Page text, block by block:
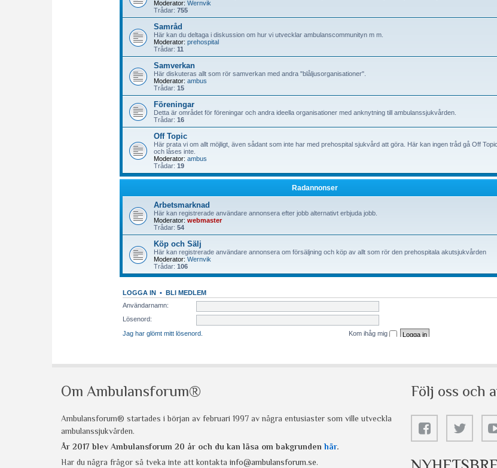
Om Ambulansforum®
Ambulansforum® startades i början av februari 1997 av några entusiaster som ville utveckla
ambulanssjukvården.
År 2017 blev Ambulansforum 20 år och du kan läsa om bakgrunden här.
Har du några frågor så tveka inte att kontakta info@ambulansforum.se.
Följ oss och